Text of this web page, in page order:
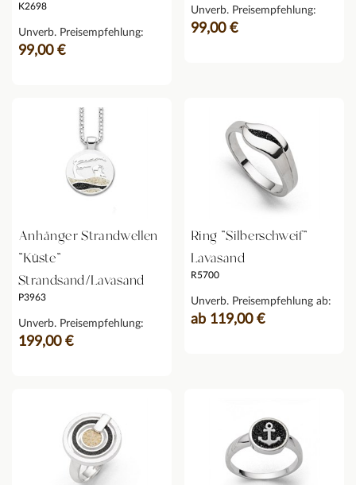
K2698
Unverb. Preisempfehlung:
99,00 €
Unverb. Preisempfehlung:
99,00 €
Anhänger Strandwellen
"Küste"
Strandsand/Lavasand
P3963
Unverb. Preisempfehlung:
199,00 €
Ring "Silberschweif"
Lavasand
R5700
Unverb. Preisempfehlung ab:
ab 119,00 €